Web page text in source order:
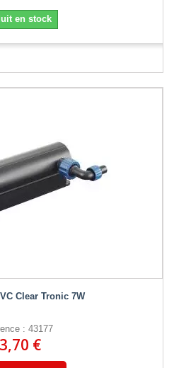
en stock
Clear Tronic 7W
: 43177
€